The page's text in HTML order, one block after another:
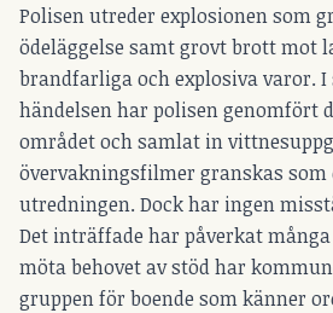
Polisen utreder explosionen som
ödeläggelse samt grovt brott mot
brandfarliga och explosiva varor. I
händelsen har polisen genomfört
området och samlat in
övervakningsfilmer granskas som
utredningen. Dock har ingen
Det inträffade har påverkat
möta behovet av stöd har
gruppen för boende som känner